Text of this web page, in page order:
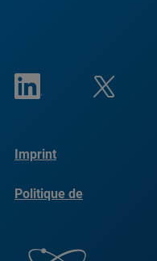
Imprint
Politique de